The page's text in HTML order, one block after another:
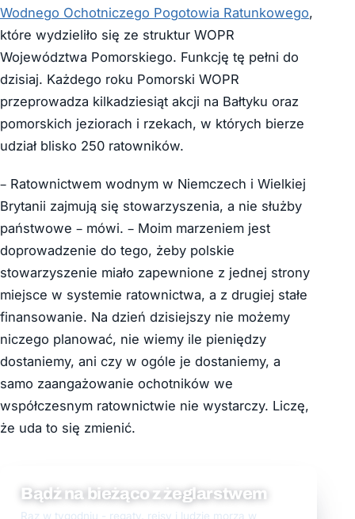
Wodnego Ochotniczego Pogotowia Ratunkowego,
które wydzieliło się ze struktur WOPR
Województwa Pomorskiego. Funkcję tę pełni do
dzisiaj. Każdego roku Pomorski WOPR
przeprowadza kilkadziesiąt akcji na Bałtyku oraz
pomorskich jeziorach i rzekach, w których bierze
udział blisko 250 ratowników.
– Ratownictwem wodnym w Niemczech i Wielkiej
Brytanii zajmują się stowarzyszenia, a nie służby
państwowe – mówi. – Moim marzeniem jest
doprowadzenie do tego, żeby polskie
stowarzyszenie miało zapewnione z jednej strony
miejsce w systemie ratownictwa, a z drugiej stałe
finansowanie. Na dzień dzisiejszy nie możemy
niczego planować, nie wiemy ile pieniędzy
dostaniemy, ani czy w ogóle je dostaniemy, a
samo zaangażowanie ochotników we
współczesnym ratownictwie nie wystarczy. Liczę,
że uda to się zmienić.
Bądź na bieżąco z żeglarstwem
Raz w tygodniu - regaty, rejsy i ludzie morza w